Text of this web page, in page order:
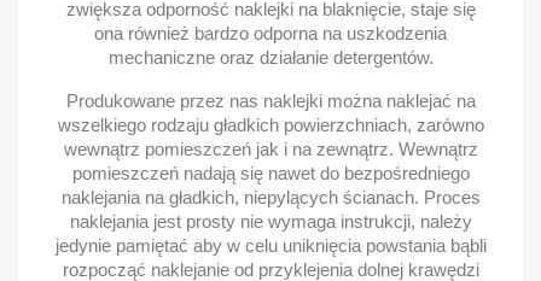
zwiększa odporność naklejki na blaknięcie, staje się
ona również bardzo odporna na uszkodzenia
mechaniczne oraz działanie detergentów.
Produkowane przez nas naklejki można naklejać na
wszelkiego rodzaju gładkich powierzchniach, zarówno
wewnątrz pomieszczeń jak i na zewnątrz. Wewnątrz
pomieszczeń nadają się nawet do bezpośredniego
naklejania na gładkich, niepylących ścianach. Proces
naklejania jest prosty nie wymaga instrukcji, należy
jedynie pamiętać aby w celu uniknięcia powstania bąbli
rozpocząć naklejanie od przyklejenia dolnej krawędzi